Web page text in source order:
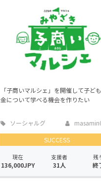
「子商いマルシェ」を開催して子ど
金について学べる機会を作りたい
ソーシャルグ
ッド
SUCCESS
現在
136,000JPY
支援者
31人
残
終